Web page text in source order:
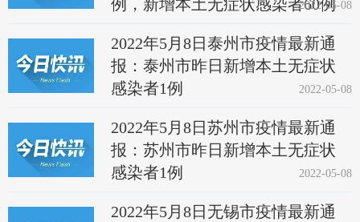
例，新增本土无症状感染者60例
2022-05-08
2022年5月8日泰州市疫情最新通
报：泰州市昨日新增本土无症状
感染者1例
2022-05-08
2022年5月8日苏州市疫情最新通
报：苏州市昨日新增本土无症状
感染者1例
2022-05-08
2022年5月8日无锡市疫情最新通